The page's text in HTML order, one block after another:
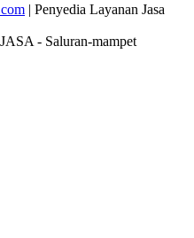
| Penyedia Layanan Jasa
- Saluran-mampet